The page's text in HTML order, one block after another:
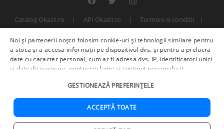
Catalog Okazii.ro API Okazii.ro
Termeni si conditii
© 2000 - 2026 S.C. BITFACTOR S.R.L.
Noi și partenerii noștri folosim cookie-uri și tehnologii similare pentru
a stoca și a accesa informații pe dispozitivul dvs. și pentru a prelucra
date cu caracter personal, cum ar fi adresa dvs. IP, identificatori unici
și date de navigare, pentru reclame și conținut personalizat,
îmbunătățirea serviciilor.Furnizori terți (225)pot, de asemenea,
prelucra datele dvs. în aceste și alte scopuri, inclusiv folosind date
precise de geolocalizare și caracteristici ale dispozitivului. Opțiunile
dvs. se aplică doar acestui site web. Unii furnizori se pot baza pe
interes legitim în loc de consimțământ; aveți dreptul să vă opuneți în
GESTIONEAZĂ PREFERINȚELE
ACCEPTĂ TOATE